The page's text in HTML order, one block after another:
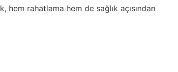
hem rahatlama hem de sağlık açısından